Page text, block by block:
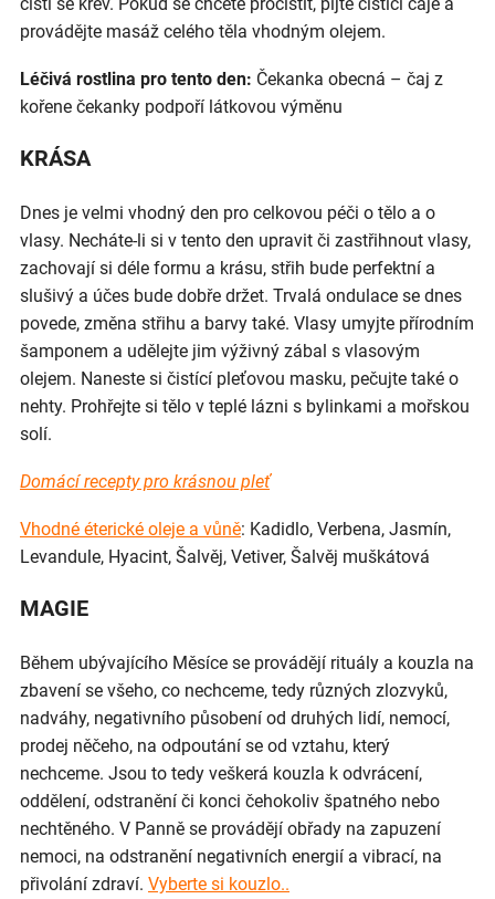
provádějte masáž celého těla vhodným olejem.
Léčivá rostlina pro tento den: Čekanka obecná – čaj z
kořene čekanky podpoří látkovou výměnu
KRÁSA
Dnes je velmi vhodný den pro celkovou péči o tělo a o
vlasy. Necháte-li si v tento den upravit či zastřihnout vlasy,
zachovají si déle formu a krásu, střih bude perfektní a
slušivý a účes bude dobře držet. Trvalá ondulace se dnes
povede, změna střihu a barvy také. Vlasy umyjte přírodním
šamponem a udělejte jim výživný zábal s vlasovým
olejem. Naneste si čistící pleťovou masku, pečujte také o
nehty. Prohřejte si tělo v teplé lázni s bylinkami a mořskou
solí.
Domácí recepty pro krásnou pleť
Vhodné éterické oleje a vůně: Kadidlo, Verbena, Jasmín,
Levandule, Hyacint, Šalvěj, Vetiver, Šalvěj muškátová
MAGIE
Během ubývajícího Měsíce se provádějí rituály a kouzla na
zbavení se všeho, co nechceme, tedy různých zlozvyků,
nadváhy, negativního působení od druhých lidí, nemocí,
prodej něčeho, na odpoutání se od vztahu, který
nechceme. Jsou to tedy veškerá kouzla k odvrácení,
oddělení, odstranění či konci čehokoliv špatného nebo
nechtěného. V Panně se provádějí obřady na zapuzení
nemoci, na odstranění negativních energií a vibrací, na
přivolání zdraví. Vyberte si kouzlo..